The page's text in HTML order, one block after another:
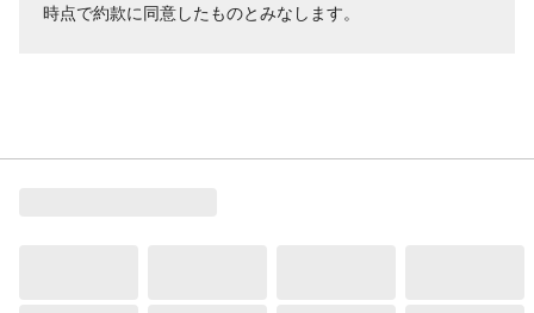
時点で約款に同意したものとみなします。